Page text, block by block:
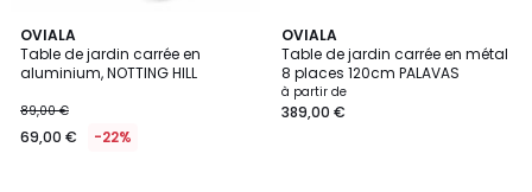
OVIALA
Table de jardin carrée en
aluminium, NOTTING HILL
89,00 €
69,00 € -22%
1
/
5
OVIALA
Table de jardin carrée en métal
8 places 120cm PALAVAS
à partir de
389,00 €
4,3
/ 5
3
Couleurs